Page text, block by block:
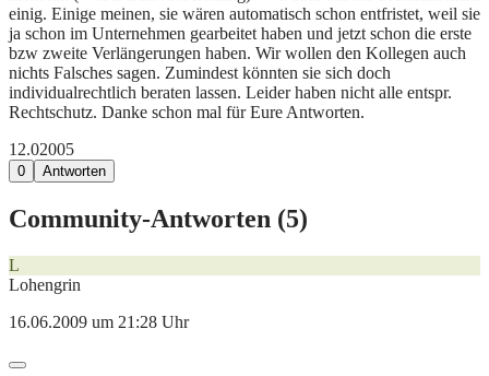
einig. Einige meinen, sie wären automatisch schon entfristet, weil sie
ja schon im Unternehmen gearbeitet haben und jetzt schon die erste
bzw zweite Verlängerungen haben. Wir wollen den Kollegen auch
nichts Falsches sagen. Zumindest könnten sie sich doch
individualrechtlich beraten lassen. Leider haben nicht alle entspr.
Rechtschutz. Danke schon mal für Eure Antworten.
12.02005
0 Antworten
Community-Antworten (5)
L
Lohengrin
16.06.2009 um 21:28 Uhr